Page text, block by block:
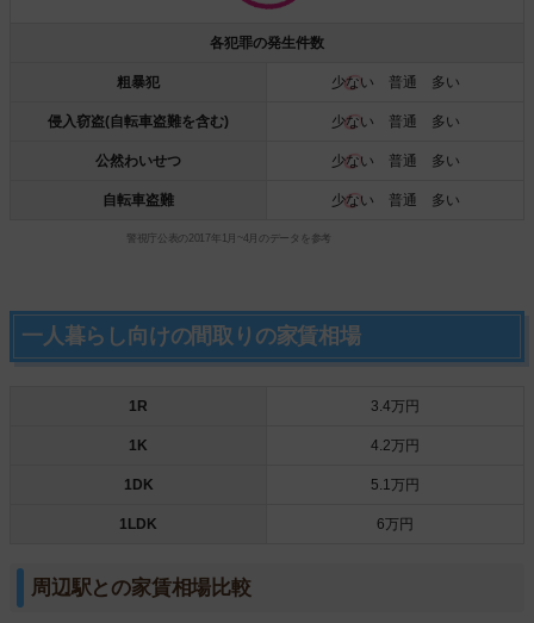
各犯罪の発生件数
粗暴犯 少ない 普通 多い
侵入窃盗(自転車盗難を含む) 少ない 普通 多い
公然わいせつ 少ない 普通 多い
自転車盗難 少ない 普通 多い
警視庁公表の2017年1月~4月のデータを参考
一人暮らし向けの間取りの家賃相場
1R 3.4万円
1K 4.2万円
1DK 5.1万円
1LDK 6万円
周辺駅との家賃相場比較